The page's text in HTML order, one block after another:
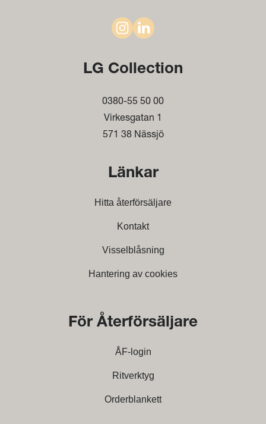
LG Collection
0380-55 50 00
Virkesgatan 1
571 38 Nässjö
Länkar
Hitta återförsäljare
Kontakt
Visselblåsning
Hantering av cookies
För Återförsäljare
ÅF-login
Ritverktyg
Orderblankett